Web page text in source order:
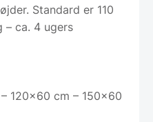
Standard er 110
– ca. 4 ugers
120×60 cm – 150×60